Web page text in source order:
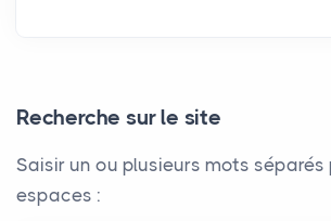
Recherche sur le site
Saisir un ou plusieurs mots séparés
espaces :